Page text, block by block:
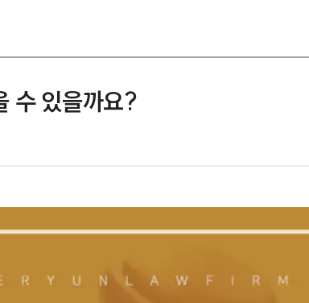
수 있을까요?